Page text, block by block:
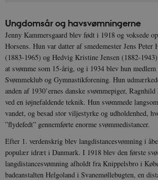
Ungdomsår og havsvømningerne
Jenny Kammersgaard blev født i 1918 og voksede
Horsens. Hun var datter af smedemester Jens Peter
(1883-1965) og Hedvig Kristine Jensen (1882-
at svømme som 15-årig, og i 1934 blev hun medlem
Svømmeklub og Gymnastikforening. Hun
anden af 1930’ernes danske svømmepiger,
ved en iøjnefaldende teknik. Hun svømmede
vandet, og besad stor viljestyrke og udholdenhed,
”flydefedt” gennemførte enorme svømmedistancer.
Efter 1. verdenskrig blev langdistancesvømning i
populær idræt i Danmark. I 1918 blev den første
langdistancesvømning afholdt fra Knippelsbro i
badeanstalten Helgoland i Svanemøllebugten, en